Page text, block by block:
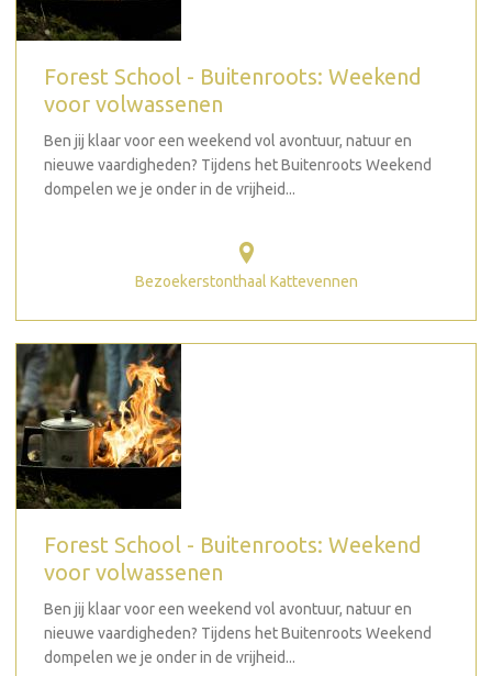
Forest School - Buitenroots: Weekend
voor volwassenen
Ben jij klaar voor een weekend vol avontuur, natuur en
nieuwe vaardigheden? Tijdens het Buitenroots Weekend
dompelen we je onder in de vrijheid...
Bezoekerstonthaal Kattevennen
Forest School - Buitenroots: Weekend
voor volwassenen
Ben jij klaar voor een weekend vol avontuur, natuur en
nieuwe vaardigheden? Tijdens het Buitenroots Weekend
dompelen we je onder in de vrijheid...